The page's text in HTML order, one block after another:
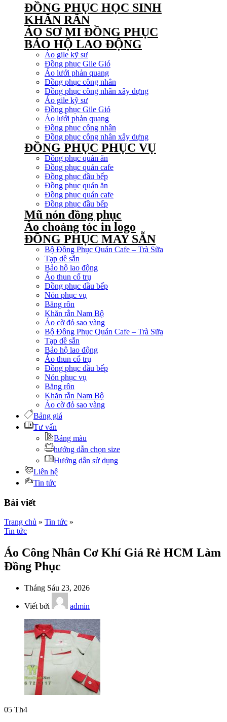
ĐỒNG PHỤC HỌC SINH
KHĂN RẰN
ÁO SƠ MI ĐỒNG PHỤC
BẢO HỘ LAO ĐỘNG
Áo gile kỹ sư
Đồng phục Gile Gió
Áo lưới phản quang
Đồng phục công nhân
Đồng phục công nhân xây dựng
Áo gile kỹ sư
Đồng phục Gile Gió
Áo lưới phản quang
Đồng phục công nhân
Đồng phục công nhân xây dựng
ĐỒNG PHỤC PHỤC VỤ
Đồng phục quán ăn
Đồng phục quán cafe
Đồng phục đầu bếp
Đồng phục quán ăn
Đồng phục quán cafe
Đồng phục đầu bếp
Mũ nón đồng phục
Áo choàng tóc in logo
ĐỒNG PHỤC MAY SẴN
Bộ Đồng Phục Quán Cafe – Trà Sữa
Tạp dề sẵn
Bảo hộ lao động
Áo thun cổ trụ
Đồng phục đầu bếp
Nón phục vụ
Băng rôn
Khăn rằn Nam Bộ
Áo cờ đỏ sao vàng
Bộ Đồng Phục Quán Cafe – Trà Sữa
Tạp dề sẵn
Bảo hộ lao động
Áo thun cổ trụ
Đồng phục đầu bếp
Nón phục vụ
Băng rôn
Khăn rằn Nam Bộ
Áo cờ đỏ sao vàng
Bảng giá
Tư vấn
Bảng màu
hướng dẫn chọn size
Hướng dẫn sử dụng
Liên hệ
Tin tức
Bài viết
Trang chủ » Tin tức »
Tin tức
Áo Công Nhân Cơ Khí Giá Rẻ HCM Làm
Đồng Phục
Tháng Sáu 23, 2026
Viết bởi admin
05 Th4